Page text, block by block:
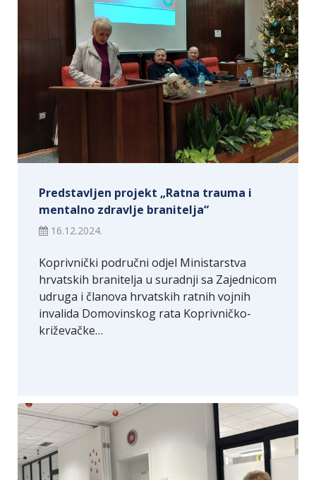
Predstavljen projekt „Ratna trauma i
mentalno zdravlje branitelja“
16.12.2024.
Koprivnički područni odjel Ministarstva
hrvatskih branitelja u suradnji sa Zajednicom
udruga i članova hrvatskih ratnih vojnih
invalida Domovinskog rata Koprivničko-
križevačke…